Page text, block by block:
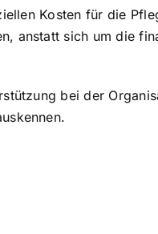
Kosten für die
anstatt sich um die
bei der